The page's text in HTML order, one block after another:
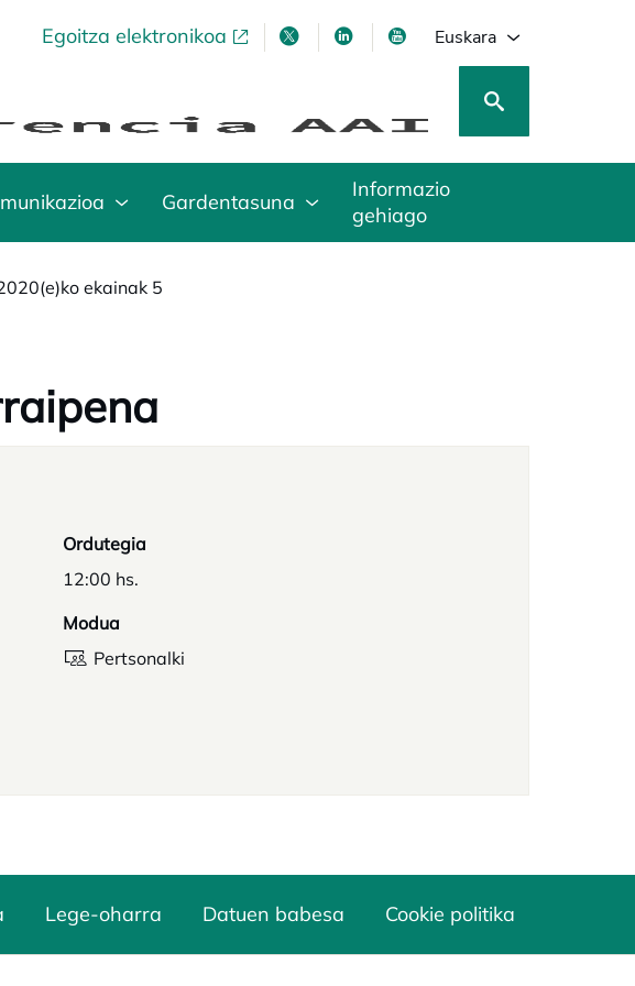
Egoitza elektronikoaopens in a new tabopens in a new tab
opens in a new tab
opens in a new tab
Euskara
Gardentasuna
Informazio
gehiago
ekainak 5
Ordutegia
12:00 hs.
Modua
Pertsonalki
Lege-oharra Datuen babesa Cookie politika